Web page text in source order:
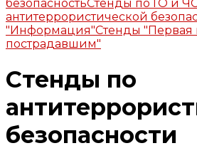
безопасностьСтенды по ГО и ЧС
антитеррористической
"Информация"Стенды
пострадавшим"
Стенды по
безопасности